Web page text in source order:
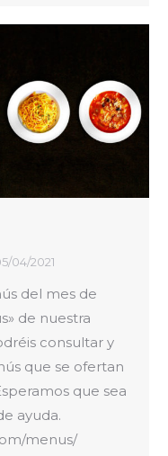
04/2021
del mes de
de nuestra
consultar y
que se ofertan
que sea
ayuda.
menus/